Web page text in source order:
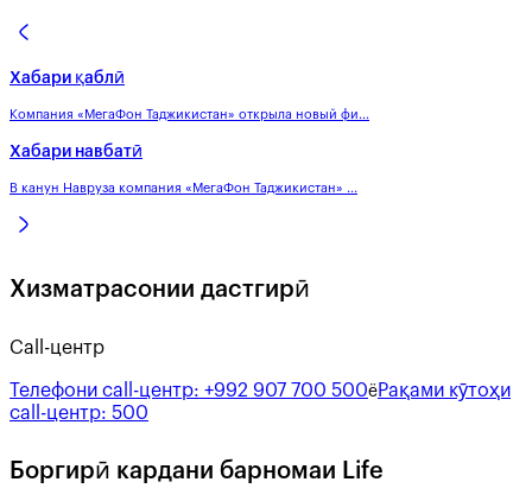
Хабари қаблӣ
Компания «МегаФон Таджикистан» открыла новый фи...
Хабари навбатӣ
В канун Навруза компания «МегаФон Таджикистан» ...
Хизматрасонии дастгирӣ
Call-центр
Телефони call-центр: +992 907 700 500ёРақами кӯтоҳи
call-центр: 500
Боргирӣ кардани барномаи Life